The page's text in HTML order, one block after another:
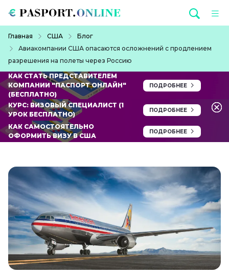
Главная США
Блог
Авиакомпании США опасаются осложнений с продлением
разрешения на полеты через Россию
КАК СТАТЬ ПРЕДСТАВИТЕЛЕМ
КОМПАНИИ "ПАСПОРТ ОНЛАЙН"
(БЕСПЛАТНО)
ПОДРОБНЕЕ
КУРС: ВИЗОВЫЙ СПЕЦИАЛИСТ (1
УРОК БЕСПЛАТНО)
ПОДРОБНЕЕ
КАК САМОСТОЯТЕЛЬНО
ОФОРМИТЬ ВИЗУ В США
ПОДРОБНЕЕ